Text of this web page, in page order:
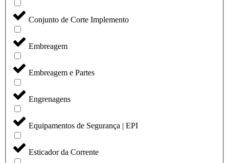
Conjunto de Corte Implemento
Embreagem
Embreagem e Partes
Engrenagens
Equipamentos de Segurança | EPI
Esticador da Corrente